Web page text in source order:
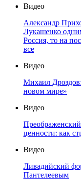
Видео
Александр
Лукашенко
Россия, то на
все
Видео
Михаил
новом мире»
Видео
ценности: как
Видео
Ливадийский
Пантелеевым